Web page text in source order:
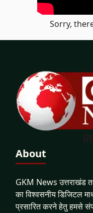
Sorry,
About
GKM News उत्तराखंड
का विश्वसनीय डिजिटल
प्रसारित करने हेतु हमसे